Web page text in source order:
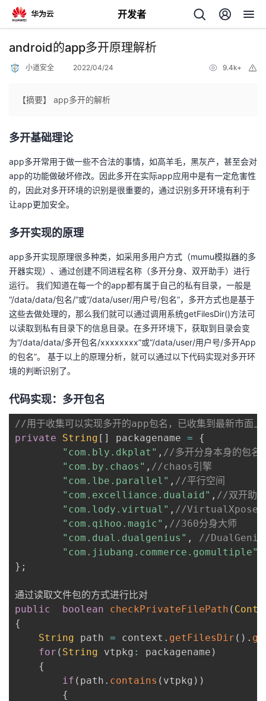
开发者
返
个
人
主
页
的
开
发
者
我
的
博
客
我
的
论
坛
我
的
圈
我
的
我
者
Programs
的
android的app多开原理解析
小道安全 2022/04/24 9.4k+
【摘要】 app多开的解析
多开基础理论
app多开常用于做一些不合法的事情，如高羊毛，黑灰产，甚至会对
app的功能做破坏修改。因此多开在实际app应用中是有一定危害性
的，因此对多开环境的识别是很重要的，通过识别多开环境有利于
让app更加安全。
多开实现的原理
app多开实现原理很多种类，如采用多用户方式（mumu模拟器的多
开器实现）、通过创建不同进程名称（多开分身、双开助手）进行
运行。 我们知道在每一个的app都有属于自己的私有目录，一般是
“/data/data/包名/”或“/data/user/用户号/包名”，多开方式也是基于
这些去做处理的，那么我们就可以通过调用系统getFilesDir()方法可
以读取到私有目录下的信息目录。在多开环境下，获取到目录会变
为“/data/data/多开包名/xxxxxxxx”或“/data/user/用户号/多开App
的包名”。 基于以上的原理分析，就可以通过以下代码实现对多开环
境的判断识别了。
代码实现：多开包名
//用于收集可以实现多开的app包名，已收集到最新市面
private
String [ ] packagename =
{
"com.bly.dkplat" , //多开分身本身的包名
"com.by.chaos" , //chaos引擎
"com.lbe.parallel" , //平行空间
"com.excelliance.dualaid" , //双开助手
"com.lody.virtual" , //VirtualXposed
"com.qihoo.magic" , //360分身大师
"com.dual.dualgenius" ,
//
"com.jiubang.commerce.gomultiple"
} ;
public
boolean checkPrivateFilePath (
{
String path = context . getFilesDir ( ) .
for ( String vtpkg : packagename )
{
if ( path . contains ( vtpkg ) )
{